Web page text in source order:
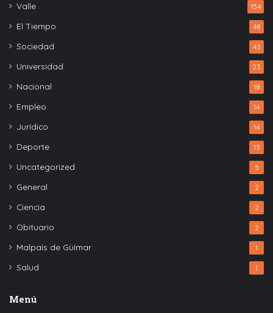
Valle 154
El Tiempo 48
Sociedad 43
Universidad 23
Nacional 18
Empleo 14
Jurídico 14
Deporte 13
Uncategorized 5
General 2
Ciencia 2
Obituario 2
Malpaís de Güímar 1
Salud 1
Menú